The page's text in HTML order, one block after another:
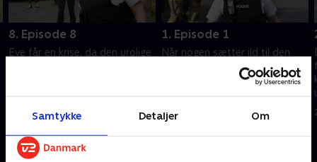
Samtykke Detaljer Om
8. Episode 8
Eve får en krise, da den urolige
27. august 2025 • 43 min
1. Episode 1
Når nogen sætter ild til den
lokale læges bil, er det op til
Eve og hendes team at finde
25. februar 2026 • 43 min
Andre så også